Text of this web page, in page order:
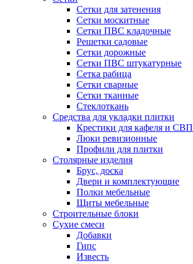
Сетки для затенения
Сетки москитные
Сетки ПВС кладочные
Решетки садовые
Сетки дорожные
Сетки ПВС штукатурные
Сетка рабица
Сетки сварные
Сетки тканные
Стеклоткань
Средства для укладки плитки
Крестики для кафеля и СВП
Люки ревизионные
Профили для плитки
Столярные изделия
Брус, доска
Двери и комплектующие
Полки мебельные
Щиты мебельные
Строительные блоки
Сухие смеси
Добавки
Гипс
Известь